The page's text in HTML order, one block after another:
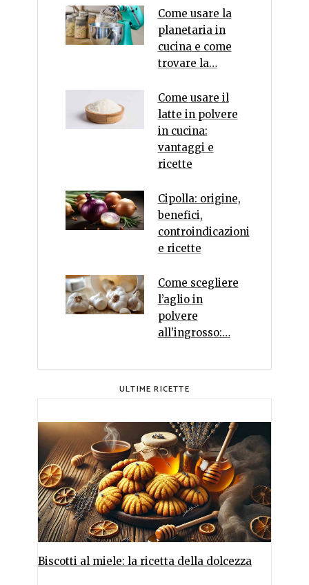
Come usare la
planetaria in
cucina e come
trovare la…
Come usare il
latte in polvere
in cucina:
vantaggi e
ricette
Cipolla: origine,
benefici,
controindicazioni
e ricette
Come scegliere
l’aglio in
polvere
all’ingrosso:…
ULTIME RICETTE
Biscotti al miele: la ricetta della dolcezza